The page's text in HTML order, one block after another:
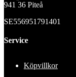
941 36 Piteå
SE556951791401
Service
Köpvillkor